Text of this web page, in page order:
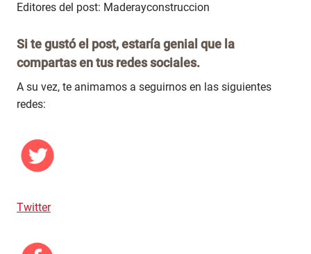
Editores del post: Maderayconstruccion
Si te gustó el post, estaría genial que la
compartas en tus redes sociales.
A su vez, te animamos a seguirnos en las siguientes
redes:
Twitter